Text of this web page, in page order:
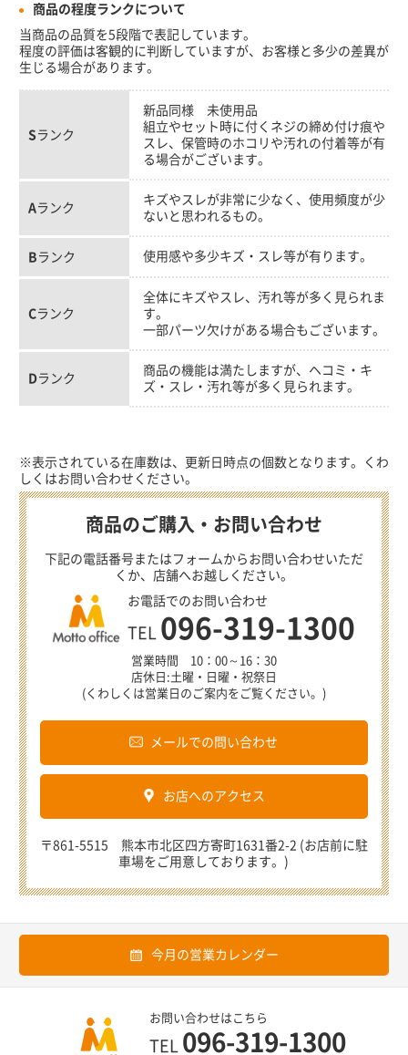
商品の程度ランクについて
当商品の品質を5段階で表記しています。
程度の評価は客観的に判断していますが、お客様と多少の差異が
生じる場合があります。
Sランク
新品同様 未使用品
組立やセット時に付くネジの締め付け痕や
スレ、保管時のホコリや汚れの付着等が有
る場合がございます。
A ランク
キズやスレが非常に少なく、使用頻度が少
ないと思われるもの。
B ランク 使用感や多少キズ・スレ等が有ります。
Cランク
全体にキズやスレ、汚れ等が多く見られま
す。
一部パーツ欠けがある場合もございます。
Dランク
商品の機能は満たしますが、ヘコミ・キ
ズ・スレ・汚れ等が多く見られます。
※表示されている在庫数は、更新日時点の個数となります。くわ
しくはお問い合わせください。
商品のご購入・お問い合わせ
下記の電話番号またはフォームからお問い合わせいただ
くか、店舗へお越しください。
お電話でのお問い合わせ
TEL 096-319-1300
営業時間 10：00～16：30
店休日:土曜・日曜・祝祭日
(くわしくは営業日のご案内をご覧ください。)
メールでの問い合わせ
お店へのアクセス
〒861-5515 熊本市北区四方寄町1631番2-2 (お店前に駐
車場をご用意しております。)
今月の営業カレンダー
お問い合わせはこちら
TEL 096-319-1300